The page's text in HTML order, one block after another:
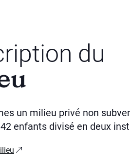
du
un milieu privé non
enfants divisé en deux